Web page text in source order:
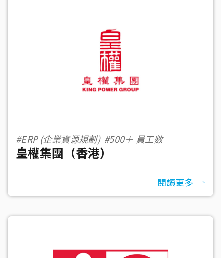
#ERP (企業資源規劃) #500＋ 員工數
皇權集團（香港）
閱讀更多